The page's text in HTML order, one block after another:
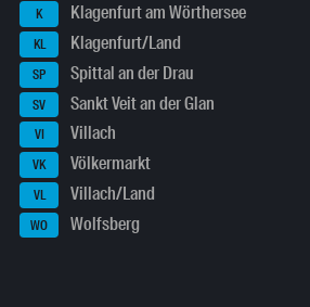
K Klagenfurt am Wörthersee
KL Klagenfurt/Land
SP Spittal an der Drau
SV Sankt Veit an der Glan
VI Villach
VK Völkermarkt
VL Villach/Land
WO Wolfsberg